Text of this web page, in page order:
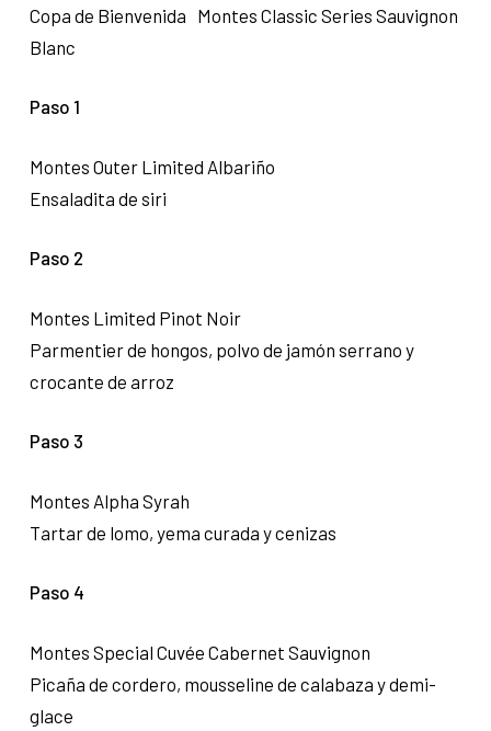
Copa de Bienvenida Montes Classic Series Sauvignon
Blanc
Paso 1
Montes Outer Limited Albariño
Ensaladita de siri
Paso 2
Montes Limited Pinot Noir
Parmentier de hongos, polvo de jamón serrano y
crocante de arroz
Paso 3
Montes Alpha Syrah
Tartar de lomo, yema curada y cenizas
Paso 4
Montes Special Cuvée Cabernet Sauvignon
Picaña de cordero, mousseline de calabaza y demi-
glace